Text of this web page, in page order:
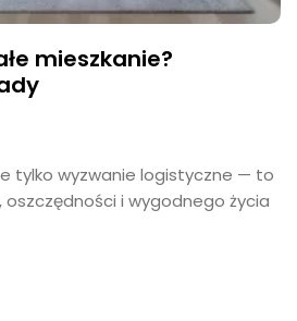
mieszkanie?
tylko wyzwanie logistyczne — to
i wygodnego życia